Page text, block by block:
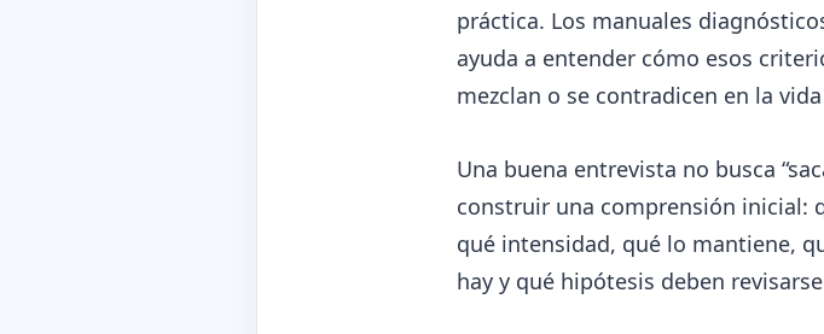
práctica. Los manuales
ayuda a entender cómo esos
mezclan o se contradicen en la
Una buena entrevista no busca
construir una comprensión inicial:
qué intensidad, qué lo mantiene,
hay y qué hipótesis deben